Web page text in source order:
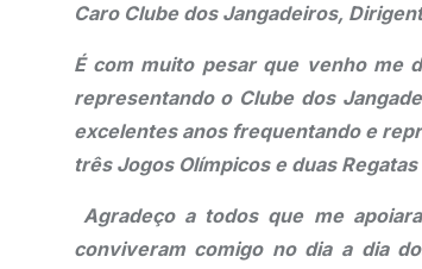
Caro Clube dos Jangadeiros,
É com muito pesar que venho me
representando o Clube dos
excelentes anos frequentando e
três Jogos Olímpicos e duas
Agradeço a todos que me
conviveram comigo no dia a dia